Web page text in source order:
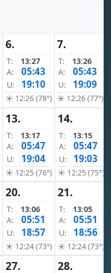
6.
T:
13:27
A:
05:43
U: 19:10
☀ 12:26 (78°)
7.
T:
13:26
A:
05:43
U: 19:09
☀ 12:26 (77°)
13.
T:
13:17
A:
05:47
U: 19:04
☀ 12:25 (76°)
14.
T:
13:15
A:
05:47
U: 19:03
☀ 12:25 (75°)
20.
T:
13:06
A:
05:51
U: 18:57
☀ 12:24 (73°)
21.
T:
13:05
A:
05:51
U: 18:56
☀ 12:24 (73°)
27. 28.